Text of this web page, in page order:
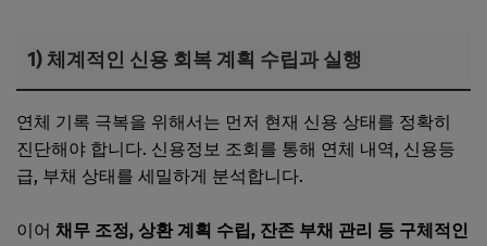
1) 체계적인 신용 회복 계획 수립과 실행
연체 기록 극복을 위해서는 먼저 현재 신용 상태를 정확히
진단해야 합니다. 신용정보 조회를 통해 연체 내역, 신용등
급, 부채 상태를 세밀하게 분석합니다.
이어 채무 조정, 상환 계획 수립, 잔존 부채 관리 등 구체적인